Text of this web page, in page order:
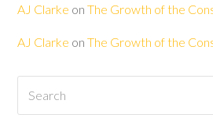
AJ Clarke onThe Growth of the
AJ Clarke onThe Growth of the